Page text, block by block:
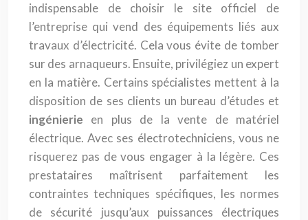
indispensable de choisir le site officiel de
l’entreprise qui vend des équipements liés aux
travaux d’électricité. Cela vous évite de tomber
sur des arnaqueurs. Ensuite, privilégiez un expert
en la matière. Certains spécialistes mettent à la
disposition de ses clients un bureau d’études et
ingénierie en plus de la vente de matériel
électrique. Avec ses électrotechniciens, vous ne
risquerez pas de vous engager à la légère. Ces
prestataires maîtrisent parfaitement les
contraintes techniques spécifiques, les normes
de sécurité jusqu’aux puissances électriques